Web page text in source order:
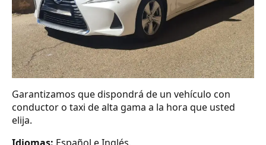
Garantizamos que dispondrá de un vehículo con
conductor o taxi de alta gama a la hora que usted
elija.